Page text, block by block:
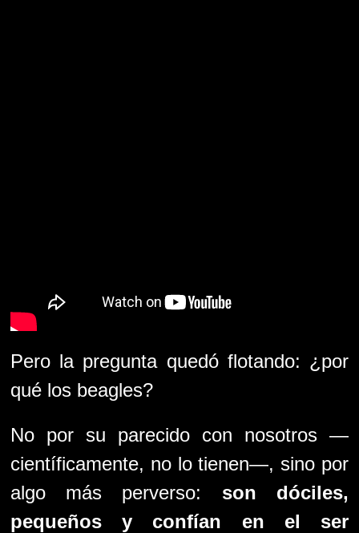
Pero la pregunta quedó flotando: ¿por
qué los beagles?
No por su parecido con nosotros —
científicamente, no lo tienen—, sino por
algo más perverso: son dóciles,
pequeños y confían en el ser